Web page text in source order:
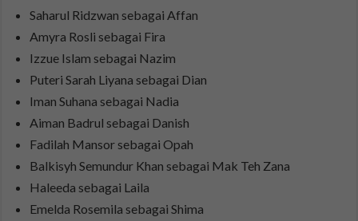
Saharul Ridzwan sebagai Affan
Amyra Rosli sebagai Fira
Izzue Islam sebagai Nazim
Puteri Sarah Liyana sebagai Dian
Iman Suhana sebagai Nadia
Aiman Badrul sebagai Danish
Fadilah Mansor sebagai Opah
Balkisyh Semundur Khan sebagai Mak Teh Zana
Haleeda sebagai Laila
Emelda Rosemila sebagai Shima